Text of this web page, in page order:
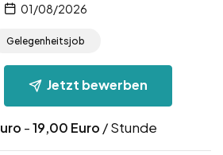
01/08/2026
Gelegenheitsjob
Jetzt bewerben
-19,00 Euro / Stunde